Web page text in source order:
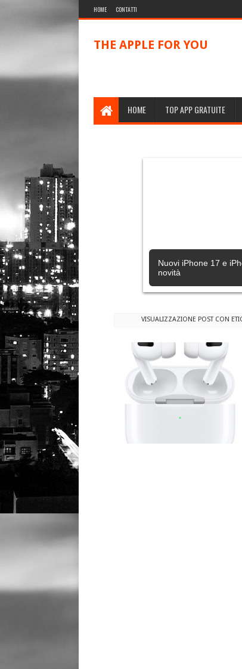
HOME CONTATTI
THE APPLE FOR YOU
HOME TOP APP GRATUITE
Apple rilascia iOS
VISUALIZZAZIONE POST CON